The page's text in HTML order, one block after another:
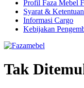
Profil Faza Mebel
Syarat &
Informasi Cargo
Kebijakan
Tak